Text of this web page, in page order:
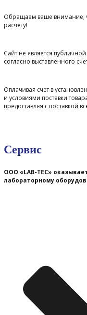
Обращаем ваше внимание,
расчету!
Сайт не является
согласно выставленного
Оплачивая счет в
и условиями поставки
предоставляя с поставкой
Сервис
ООО «LAB-TEC»
лабораторному